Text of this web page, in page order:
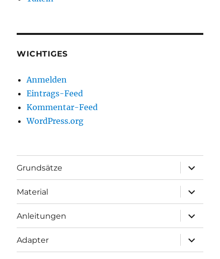
WICHTIGES
Anmelden
Eintrags-Feed
Kommentar-Feed
WordPress.org
Grundsätze
öffnen
Material
öffnen
Anleitungen
öffnen
Adapter
öffnen